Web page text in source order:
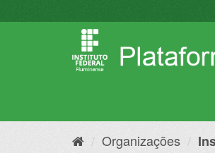
para
Organizações